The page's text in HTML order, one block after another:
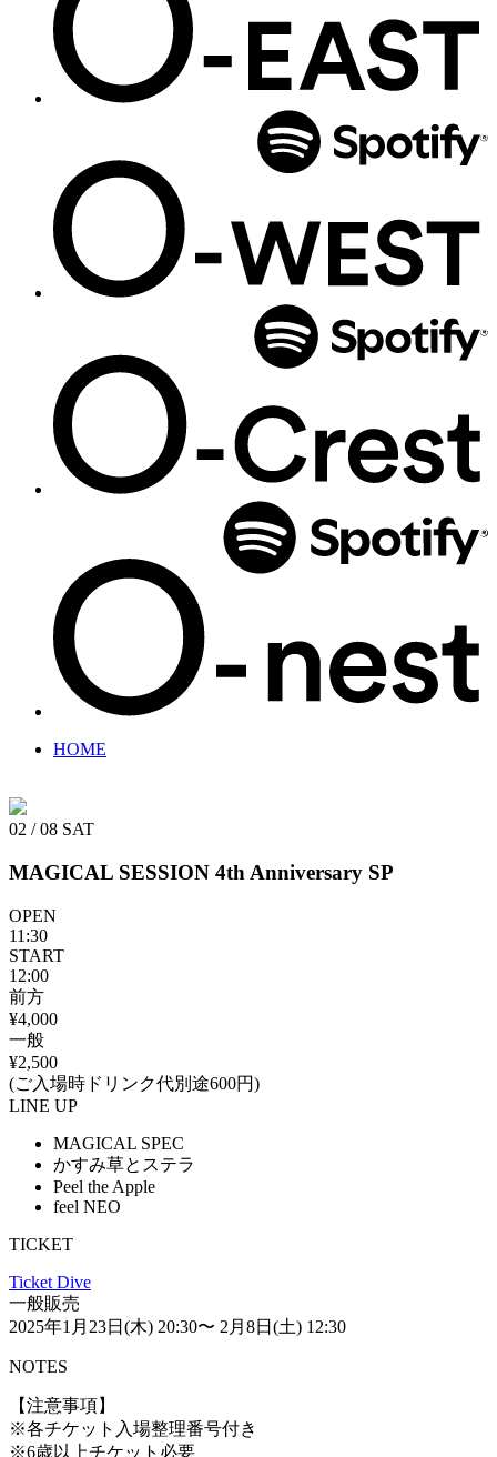
HOME
02 / 08 SAT
MAGICAL SESSION 4th Anniversary SP
OPEN
11:30
START
12:00
前方
¥4,000
一般
¥2,500
(ご入場時ドリンク代別途600円)
LINE UP
MAGICAL SPEC
かすみ草とステラ
Peel the Apple
feel NEO
TICKET
Ticket Dive
一般販売
2025年1月23日(木) 20:30〜 2月8日(土) 12:30
NOTES
【注意事項】
※各チケット入場整理番号付き
※6歳以上チケット必要